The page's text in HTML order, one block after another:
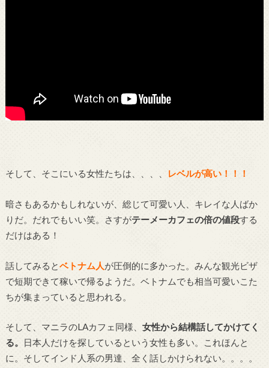
そして、そこにいる女性たちは、、、、 レベルが高い！！！
暗さもあるかもしれないが、総じて可愛い人、キレイな人ばか
りだ。だれでもいい笑。さすがテーメーカフェの倍の値段する
だけはある！
話してみるとベトナム人 が圧倒的に多かった。みんな観光ビザ
で短期できて稼いで帰るようだ。ベトナムでも相当可愛いこた
ちが集まっていると思われる。
そして、マニラのLAカフェ同様、 女性から結構話してかけてく
る。
日本人だけを探しているという女性も多い。これほんと
に。そしてインド人系の男達、全く話しかけられない。。。。